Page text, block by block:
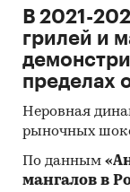
продукт хотя
месяцев
Категории:
Товары для
В 2021-
грилей и
пределах
Неровная
рыночных
По данным
мангалов в